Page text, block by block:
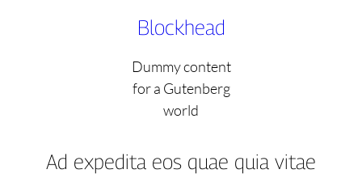
Blockhead
Dummy content
for a Gutenberg
world
Ad expedita eos quae quia vitae